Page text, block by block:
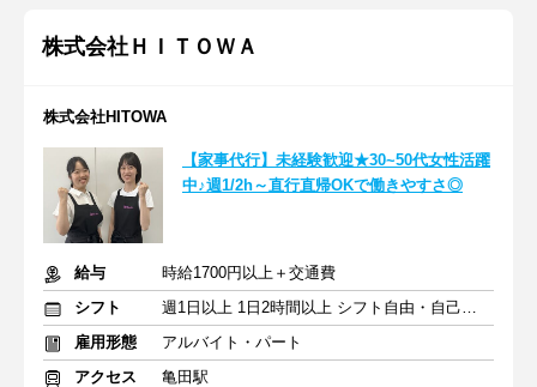
株式会社ＨＩＴＯＷＡ
株式会社HITOWA
【家事代行】未経験歓迎★30~50代女性活躍
中♪週1/2h～直行直帰OKで働きやすさ◎
給与
時給1700円以上＋交通費
シフト
週1日以上 1日2時間以上 シフト自由・自己申告
雇用形態
アルバイト・パート
アクセス
亀田駅